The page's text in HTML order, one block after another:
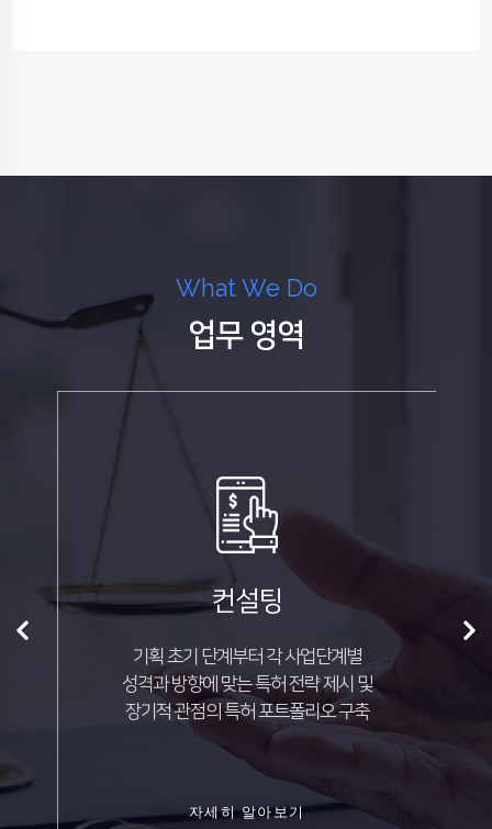
What We Do
업무 영역
컨설팅
기획 초기 단계부터 각 사업단계별
성격과 방향에 맞는 특허 전략 제시 및
장기적 관점의 특허 포트폴리오 구축
자세히 알아보기